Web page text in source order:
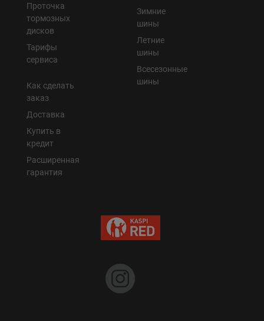
Проточка
тормозных
дисков
Тарифы
сервиса
Как сделать
заказ
Доставка
Купить в
кредит
Расширенная
гарантия
Зимние
шины
Летние
шины
Всесезонные
шины